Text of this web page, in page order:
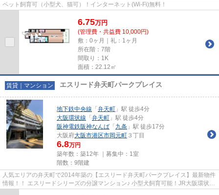
ペット飼育可（小型犬、猫可）！インターネット(Wi-Fi)無料！
6.75万円
(管理費・共益費 10,000円)
敷：0ヶ月｜礼：1ヶ月
所在階：7階
間取り：1K
面積：22.12㎡
賃貸｜マンション エスリード弁天町パークプレイス
地下鉄中央線 「 弁天町 」駅 徒歩4分
大阪環状線 「 弁天町 」駅 徒歩4分
阪神電鉄阪神なんば 「 九条 」駅 徒歩17分
大阪府大阪市港区市岡元町 ３丁目
6.8万円
築年数：築12年 ｜募集中： 1室
階数：9階建
人気エリアの弁天町で2014年築の【エスリード弁天町パークプレイス】最新物件
情報！！ エスリードシリーズの分譲マンション♪ 小型犬飼育可能！JR大阪環状線